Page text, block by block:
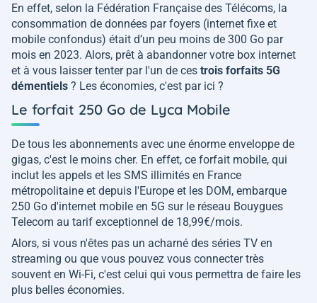
En effet, selon la Fédération Française des Télécoms, la
consommation de données par foyers (internet fixe et
mobile confondus) était d’un peu moins de 300 Go par
mois en 2023. Alors, prêt à abandonner votre box internet
et à vous laisser tenter par l'un de ces trois forfaits 5G
démentiels ? Les économies, c'est par ici ?
Le forfait 250 Go de Lyca Mobile
De tous les abonnements avec une énorme enveloppe de
gigas, c'est le moins cher. En effet, ce forfait mobile, qui
inclut les appels et les SMS illimités en France
métropolitaine et depuis l'Europe et les DOM, embarque
250 Go d'internet mobile en 5G sur le réseau Bouygues
Telecom au tarif exceptionnel de 18,99€/mois.
Alors, si vous n'êtes pas un acharné des séries TV en
streaming ou que vous pouvez vous connecter très
souvent en Wi-Fi, c'est celui qui vous permettra de faire les
plus belles économies.